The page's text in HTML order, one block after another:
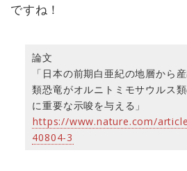
ですね！
論文
「日本の前期白亜紀の地層から
類恐竜がオルニトミモサウルス
に重要な示唆を与える」
https://www.nature.com/
40804-3